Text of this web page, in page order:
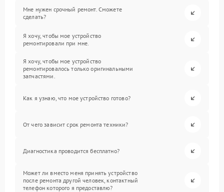
Мне нужен срочный ремонт. Сможете
сделать?
Я хочу, чтобы мое устройство
ремонтировали при мне.
Я хочу, чтобы мое устройство
ремонтировалось только оригинальными
запчастями.
Как я узнаю, что мое устройство готово?
От чего зависит срок ремонта техники?
Диагностика проводится бесплатно?
Может ли вместо меня принять устройство
после ремонта другой человек, контактный
телефон которого я предоставлю?